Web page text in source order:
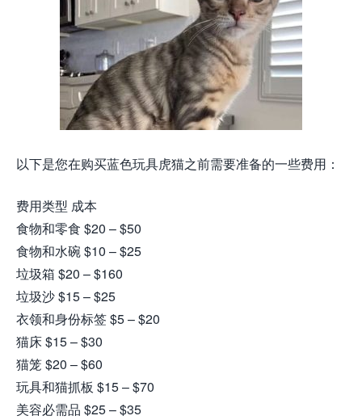
以下是您在购买蓝色玩具虎猫之前需要准备的一些费用：
费用类型 成本
食物和零食 $20 – $50
食物和水碗 $10 – $25
垃圾箱 $20 – $160
垃圾沙 $15 – $25
衣领和身份标签 $5 – $20
猫床 $15 – $30
猫笼 $20 – $60
玩具和猫抓板 $15 – $70
美容必需品 $25 – $35